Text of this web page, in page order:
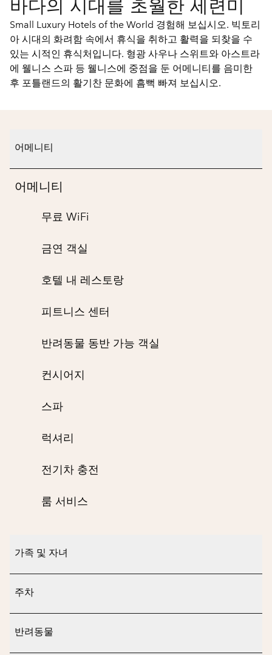
바다의 시대를 초월한 세련미
Small Luxury Hotels of the World 경험해 보십시오. 빅토리
아 시대의 화려함 속에서 휴식을 취하고 활력을 되찾을 수
있는 시적인 휴식처입니다. 형광 사우나 스위트와 아스트라
에 웰니스 스파 등 웰니스에 중점을 둔 어메니티를 음미한
후 포틀랜드의 활기찬 문화에 흠뻑 빠져 보십시오.
어메니티
어메니티
무료 WiFi
금연 객실
호텔 내 레스토랑
피트니스 센터
반려동물 동반 가능 객실
컨시어지
스파
럭셔리
전기차 충전
룸 서비스
가족 및 자녀
주차
반려동물